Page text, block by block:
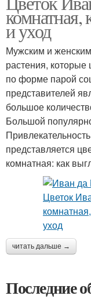
комнатная,
и уход
Мужским и
растения, которые
по форме парой
представителей
большое
Большой
представляется
комнатная: как
читать дальше →
Последние